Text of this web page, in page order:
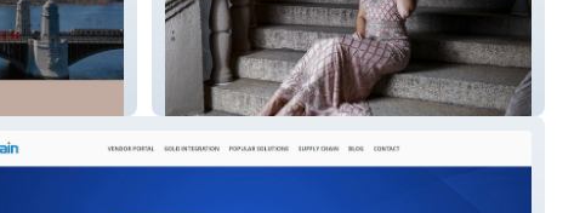
Lara Designs